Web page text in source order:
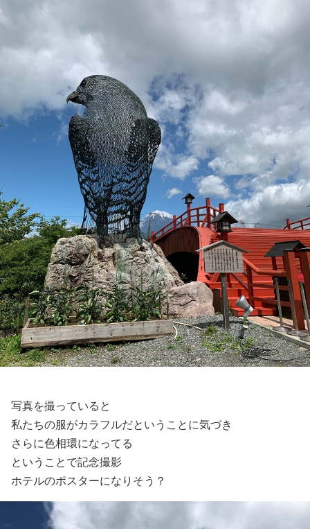
写真を撮っていると
私たちの服がカラフルだということに気づき
さらに色相環になってる
ということで記念撮影
ホテルのポスターになりそう？